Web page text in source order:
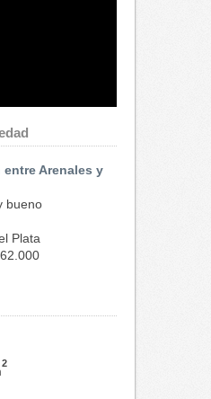
entre Arenales y
bueno
Plata
2